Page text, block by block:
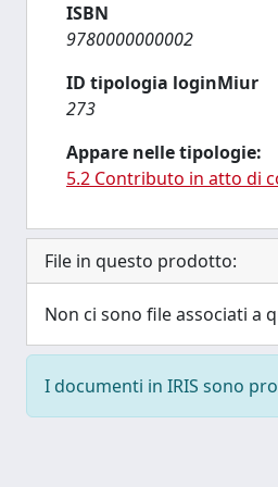
ISBN
9780000000002
ID tipologia loginMiur
273
Appare nelle tipologie:
5.2 Contributo in atto di
File in questo prodotto:
Non ci sono file associati a
I documenti in IRIS sono